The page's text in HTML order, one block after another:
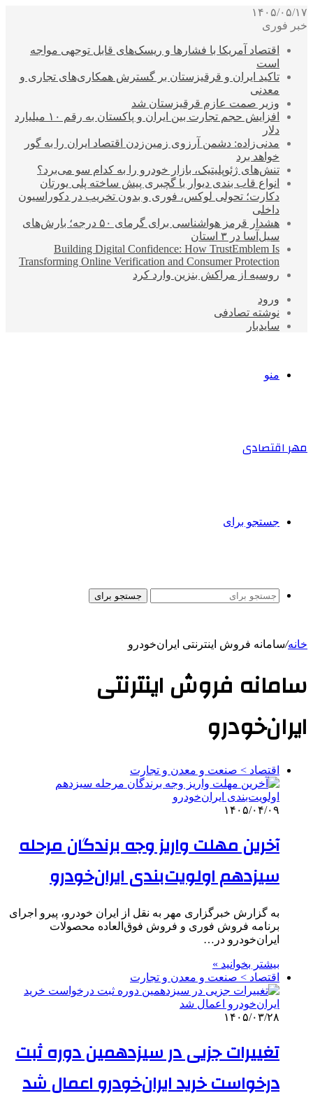
۱۴۰۵/۰۵/۱۷
خبر فوری
اقتصاد آمریکا با فشارها و ریسک‌های قابل توجهی مواجه
است
تاکید ایران و قرقیزستان بر گسترش همکاری‌های تجاری و
معدنی
وزیر صمت عازم قرقیزستان شد
افزایش حجم تجارت بین ایران و پاکستان به رقم ۱۰ میلیارد
دلار
مدنی‌زاده: دشمن آرزوی زمین‌زدن اقتصاد ایران را به گور
خواهد برد
تنش‌های ژئوپلیتیک، بازار خودرو را به کدام سو می‌برد؟
انواع قاب بندی دیوار با گچبری پیش ساخته پلی یورتان
دکارت؛ تحولی لوکس، فوری و بدون تخریب در دکوراسیون
داخلی
هشدار قرمز هواشناسی برای گرمای ۵۰ درجه؛ بارش‌های
سیل‌آسا در ۳ استان
Building Digital Confidence: How TrustEmblem Is
Transforming Online Verification and Consumer Protection
روسیه از مراکش بنزین وارد کرد
ورود
نوشته تصادفی
سایدبار
منو
مهر اقتصادی
جستجو برای
جستجو برای
خانه/سامانه فروش اینترنتی ایران‌خودرو
سامانه فروش اینترنتی
ایران‌خودرو
اقتصاد > صنعت و معدن و تجارت
۱۴۰۵/۰۴/۰۹
آخرین مهلت واریز وجه برندگان مرحله
سیزدهم اولویت‌بندی ایران‌خودرو
به گزارش خبرگزاری مهر به نقل از ایران خودرو، پیرو اجرای
برنامه فروش فوری و فروش فوق‌العاده محصولات
ایران‌خودرو در…
بیشتر بخوانید »
اقتصاد > صنعت و معدن و تجارت
۱۴۰۵/۰۳/۲۸
تغییرات جزیی در سیزدهمین دوره ثبت
درخواست خرید ایران‌خودرو اعمال شد